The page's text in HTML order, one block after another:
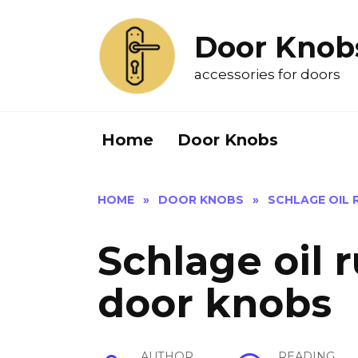
Door
accessories for doors
Home Door Knobs
HOME » DOOR KNOBS » SCHLAGE OIL
Schlage oil
door knobs